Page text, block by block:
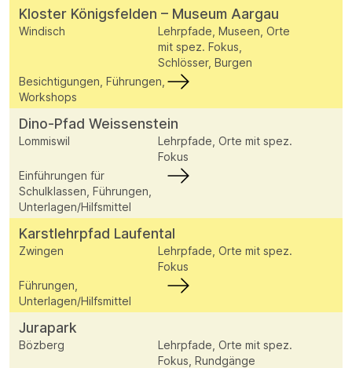
Kloster Königsfelden – Museum Aargau
Windisch
Lehrpfade, Museen, Orte
mit spez. Fokus,
Schlösser, Burgen
Besichtigungen, Führungen,
Workshops
Dino-Pfad Weissenstein
Lommiswil
Lehrpfade, Orte mit spez.
Fokus
Einführungen für
Schulklassen, Führungen,
Unterlagen/Hilfsmittel
Karstlehrpfad Laufental
Zwingen
Lehrpfade, Orte mit spez.
Fokus
Führungen,
Unterlagen/Hilfsmittel
Jurapark
Bözberg
Lehrpfade, Orte mit spez.
Fokus, Rundgänge